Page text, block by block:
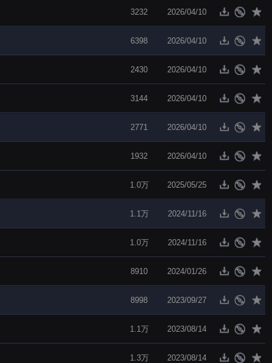
3232 2026/04/10
6398 2026/04/10
2430 2026/04/10
3144 2026/04/10
2771 2026/04/10
1932 2026/04/10
1.0万 2025/05/25
1.1万 2024/11/16
1.0万 2024/11/16
8910 2024/01/26
8998 2023/09/27
1.1万 2023/08/14
1.3万 2023/08/14